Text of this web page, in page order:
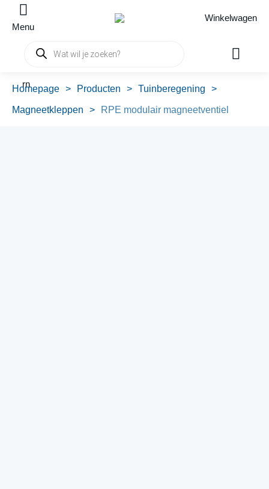
Menu
Winkelwagen
Producten
zoeken
rn
Homepage > Producten > Tuinberegening >
Magneetkleppen > RPE modulair magneetventiel